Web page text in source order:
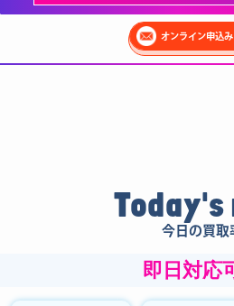
オンライン申込み
Today's
今日の買取
即日対応